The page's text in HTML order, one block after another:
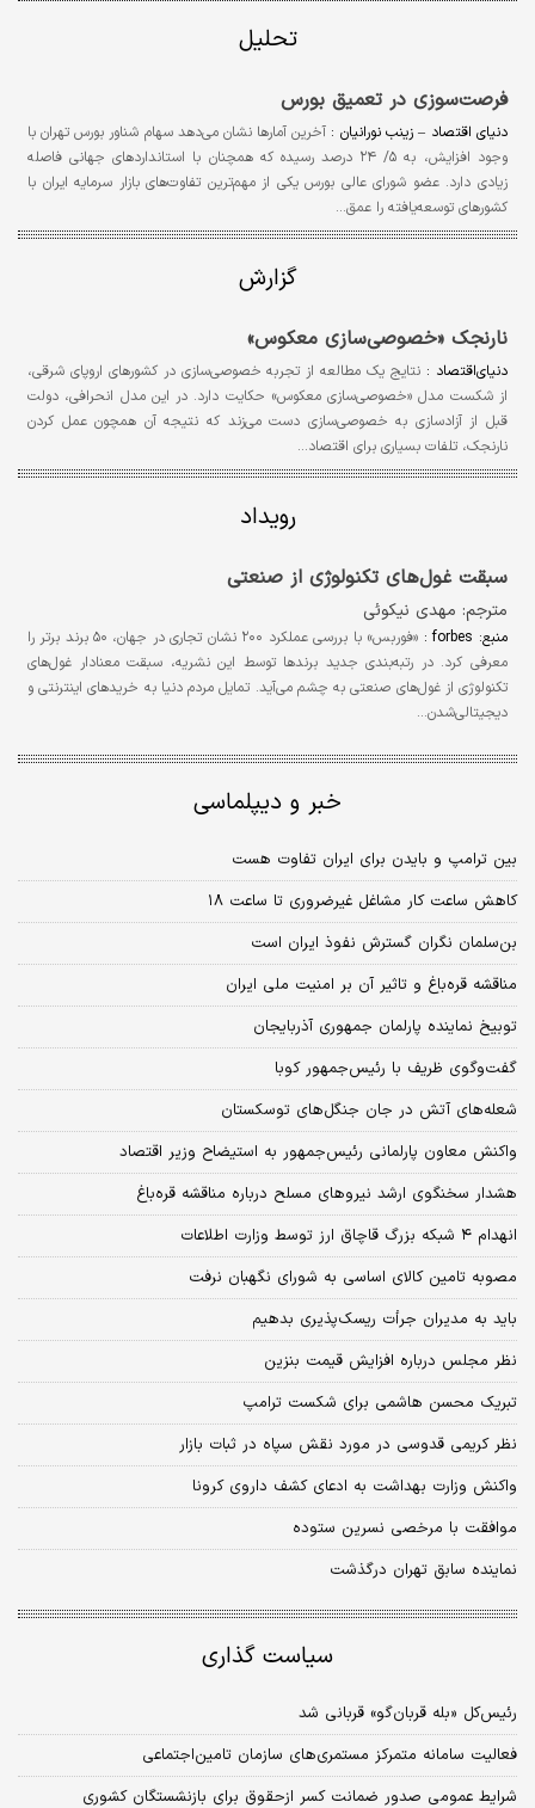
تحلیل
فرصت‌سوزی در تعمیق بورس
دنیای اقتصاد – زینب نورانیان : آخرین آمارها نشان می‌دهد سهام شناور بورس تهران با
وجود افزایش، به ۵/ ۲۴ درصد رسیده که همچنان با استانداردهای جهانی فاصله
زیادی دارد. عضو شورای ‌عالی بورس یکی از مهم‌ترین تفاوت‌های بازار سرمایه ایران با
کشورهای توسعه‌یافته را عمق…
گزارش
نارنجک «خصوصی‌سازی معکوس»
دنیای‌اقتصاد : نتایج یک مطالعه از تجربه خصوصی‌سازی در کشورهای اروپای شرقی،
از شکست مدل «خصوصی‌سازی معکوس» حکایت دارد. در این مدل انحرافی، دولت
قبل از آزادسازی به خصوصی‌سازی دست می‌زند که نتیجه آن همچون عمل کردن
نارنجک، تلفات بسیاری برای اقتصاد…
رویداد
سبقت غول‌های تکنولوژی از صنعتی
مترجم: مهدی نیکوئی
منبع: forbes :
«فوربس» با بررسی عملکرد ۲۰۰ نشان تجاری در جهان، ۵۰ برند برتر را
معرفی کرد. در رتبه‌بندی جدید برندها توسط این نشریه، سبقت معنادار غول‌های
تکنولوژی از غول‌های صنعتی به چشم می‌آید. تمایل مردم دنیا به خریدهای اینترنتی و
دیجیتالی‌شدن…
خبر و دیپلماسی
بین ترامپ و بایدن برای ایران تفاوت هست
کاهش ساعت کار مشاغل غیرضروری تا ساعت ۱۸
بن‌سلمان نگران گسترش نفوذ ایران است
مناقشه قره‌باغ و تاثیر آن بر امنیت ملی ایران
توبیخ نماینده پارلمان جمهوری آذربایجان
گفت‌و‌گوی ظریف با رئیس‌جمهور کوبا
شعله‌های آتش در جان جنگل‌های توسکستان
واکنش معاون پارلمانی رئیس‌جمهور به استیضاح وزیر اقتصاد
هشدار سخنگوی ارشد نیروهای مسلح درباره مناقشه قره‌باغ
انهدام ۴ شبکه بزرگ قاچاق ارز توسط وزارت اطلاعات
مصوبه تامین کالای اساسی به شورای نگهبان نرفت
باید به مدیران جرأت ریسک‌پذیری بدهیم
نظر مجلس درباره افزایش قیمت بنزین
تبریک محسن هاشمی برای شکست ترامپ
نظر کریمی قدوسی در مورد نقش سپاه در ثبات بازار
واکنش وزارت بهداشت به ادعای کشف داروی کرونا
موافقت با مرخصی نسرین ستوده
نماینده سابق تهران درگذشت
سیاست گذاری
رئیس‌کل «بله‌ قربان‌گو» قربانی شد
فعالیت سامانه متمرکز مستمری‌های سازمان تامین‌اجتماعی
شرایط عمومی صدور ضمانت کسر ازحقوق برای بازنشستگان کشوری